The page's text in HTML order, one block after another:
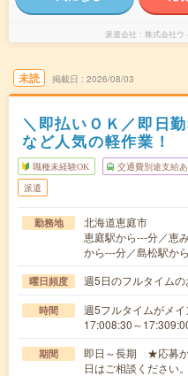
派遣会社 株式会社
未読 掲載日 2026/08/03
＼即払いＯＫ／即日
など人気の軽作業！
職種未経験OK 交通費別途支給あ
派遣
勤務地
北海道恵庭市
恵庭駅から---分／恵
から---分／島松駅か
曜日頻度 週5日のフルタイムの
時間
週5フルタイムがメ
17:008:30～
期間
即日～長期 ★応募か
日はご相談ください。